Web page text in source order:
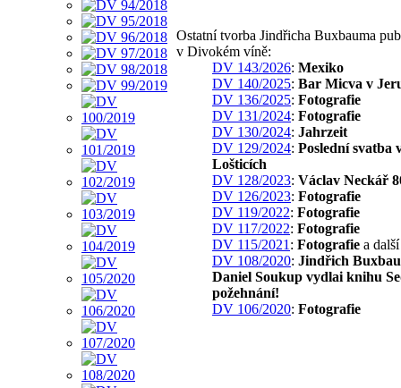
Ostatní tvorba Jindřicha Buxbauma
v Divokém víně:
DV 143/2026: Mexiko
DV 140/2025: Bar Micva v
DV 136/2025: Fotografie
DV 131/2024: Fotografie
DV 130/2024: Jahrzeit
DV 129/2024: Poslední svatba
Lošticích
DV 128/2023: Václav Neckář
DV 126/2023: Fotografie
DV 119/2022: Fotografie
DV 117/2022: Fotografie
DV 115/2021 : Fotografie a další
DV 108/2020: Jindřich
Daniel Soukup vydlai knihu
požehnání!
DV 106/2020: Fotografie